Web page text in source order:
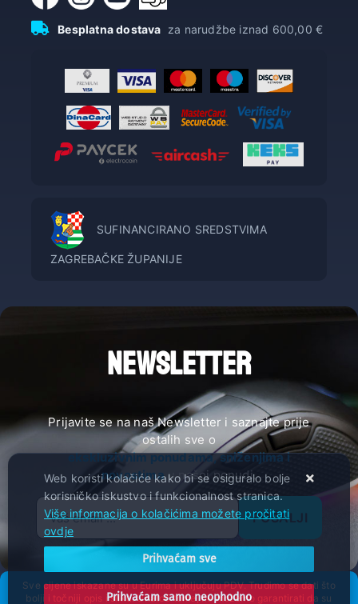
Besplatna dostava za narudžbe iznad 600,00 €
SUFINANCIRANO SREDSTVIMA
ZAGREBAČKE ŽUPANIJE
NEWSLETTER
Prijavite se na naš Newsletter i saznajte prije
ostalih sve o
ekskluzivnim ponudama, sniženjima i
novostimau našoj ponudi.
POŠALJI
Sve cijene iskazane su u Eurima i uključuju PDV. Trudimo se dati što
bolji i točniji opis i sliku. Unatoč tome, ne možemo garantirati da su
Web koristi kolačiće kako bi se osiguralo bolje
korisničko iskustvo i funkcionalnost stranica.
Više informacija o kolačićima možete pročitati
ovdje
Prihvaćam sve
Prihvaćam samo neophodno